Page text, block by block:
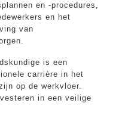
en -procedures,
en het
van
is een
carrière in het
op de werkvloer.
in een veilige